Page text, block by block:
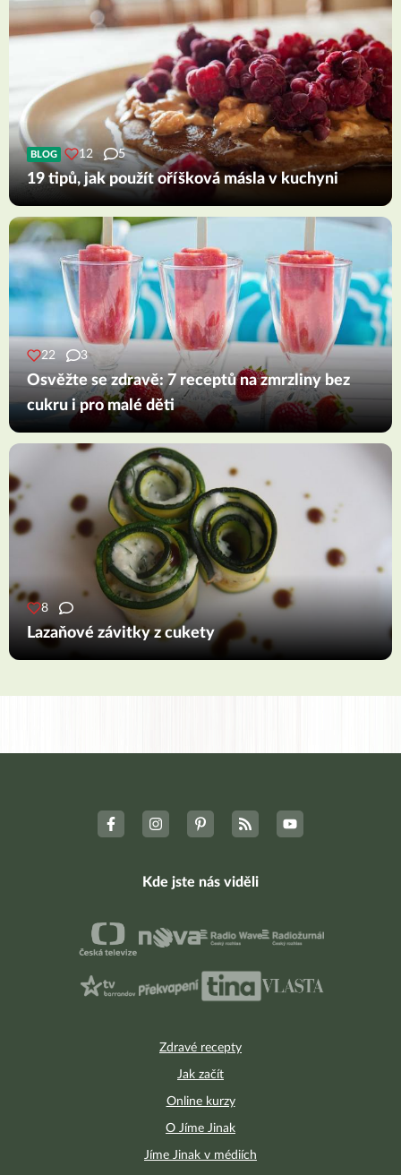
BLOG 12 5
19 tipů, jak použít oříšková másla v kuchyni
22 3
Osvěžte se zdravě: 7 receptů na zmrzliny bez
cukru i pro malé děti
8
Lazaňové závitky z cukety
Zdravé recepty
Jak začít
Online kurzy
O Jíme Jinak
Jíme Jinak v médiích
Kde jste nás viděli